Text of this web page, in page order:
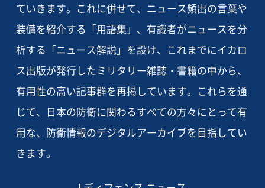
ていきます。これに併せて、ニュース頻出の言葉や
装備を紹介する「用語集」、有識者がニュースを分
析する「ニュース解説」を設け、これまでにイカロ
ス出版が発行したミリタリー雑誌・書籍の中から、
有用性の高い記事群を再掲しています。これらを通
じて、日本の防衛に関わるすべての方々にとって有
用な、防衛情報のデジタルアーカイブを目指してい
きます。